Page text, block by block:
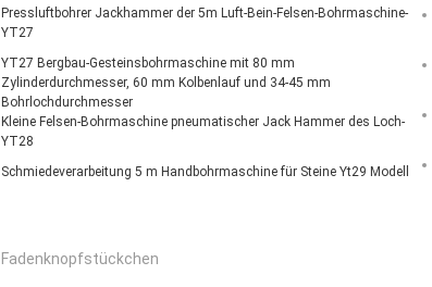
Pressluftbohrer Jackhammer der 5m Luft-Bein-Felsen-Bohrmaschine-
YT27
YT27 Bergbau-Gesteinsbohrmaschine mit 80 mm
Zylinderdurchmesser, 60 mm Kolbenlauf und 34-45 mm
Bohrlochdurchmesser
Kleine Felsen-Bohrmaschine pneumatischer Jack Hammer des Loch-
YT28
Schmiedeverarbeitung 5 m Handbohrmaschine für Steine Yt29 Modell
Fadenknopfstückchen